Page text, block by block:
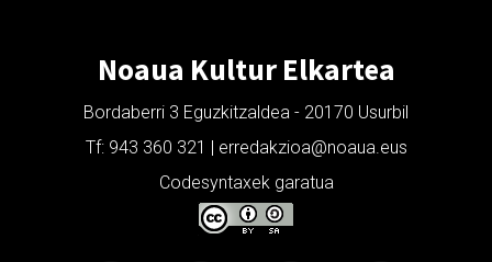
Noaua Kultur Elkartea
Bordaberri 3 Eguzkitzaldea - 20170 Usurbil
Tf: 943 360 321 | erredakzioa@noaua.eus
Codesyntaxek garatua